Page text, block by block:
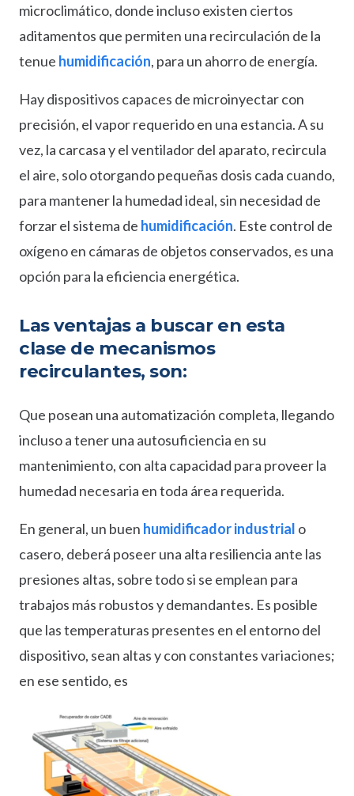
microclimático, donde incluso existen ciertos
aditamentos que permiten una recirculación de la
tenue humidificación, para un ahorro de energía.
Hay dispositivos capaces de microinyectar con
precisión, el vapor requerido en una estancia. A su
vez, la carcasa y el ventilador del aparato, recircula
el aire, solo otorgando pequeñas dosis cada cuando,
para mantener la humedad ideal, sin necesidad de
forzar el sistema de humidificación. Este control de
oxígeno en cámaras de objetos conservados, es una
opción para la eficiencia energética.
Las ventajas a buscar en esta
clase de mecanismos
recirculantes, son:
Que posean una automatización completa, llegando
incluso a tener una autosuficiencia en su
mantenimiento, con alta capacidad para proveer la
humedad necesaria en toda área requerida.
En general, un buen humidificador industrial o
casero, deberá poseer una alta resiliencia ante las
presiones altas, sobre todo si se emplean para
trabajos más robustos y demandantes. Es posible
que las temperaturas presentes en el entorno del
dispositivo, sean altas y con constantes variaciones;
en ese sentido, es